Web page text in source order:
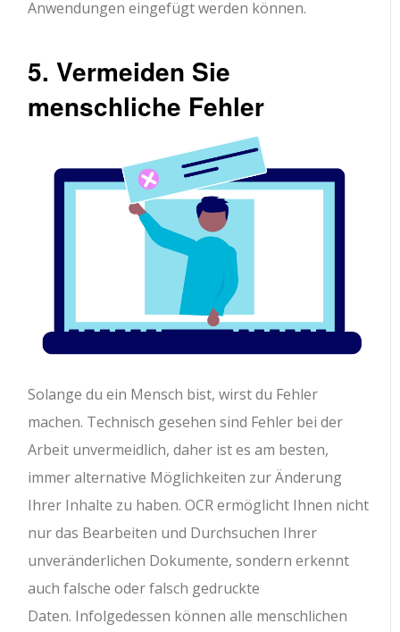
Anwendungen eingefügt werden können.
5. Vermeiden Sie
menschliche Fehler
Solange du ein Mensch bist, wirst du Fehler
machen. Technisch gesehen sind Fehler bei der
Arbeit unvermeidlich, daher ist es am besten,
immer alternative Möglichkeiten zur Änderung
Ihrer Inhalte zu haben. OCR ermöglicht Ihnen nicht
nur das Bearbeiten und Durchsuchen Ihrer
unveränderlichen Dokumente, sondern erkennt
auch falsche oder falsch gedruckte
Daten. Infolgedessen können alle menschlichen